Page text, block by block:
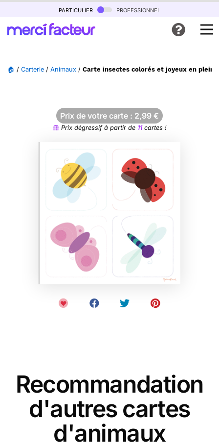
particulier professionnel
🏠 / Carterie / Animaux / Carte insectes colorés et joyeux en
Prix de votre carte : 2,99 €
Prix dégressif à partir de 11cartes !
Recommandation
d'autres cartes
d'animaux